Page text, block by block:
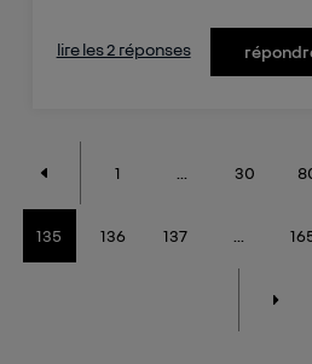
lire les 2 réponses
1 30
135 136 137 ...